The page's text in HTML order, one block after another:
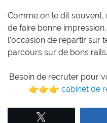
Comme on le dit souvent,
de faire bonne
l’occasion de repartir sur
parcours sur de bons rails.
Besoin de recruter pour
👉👉👉 cabinet de